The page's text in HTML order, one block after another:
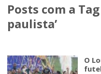
Posts com a
paulista’
O